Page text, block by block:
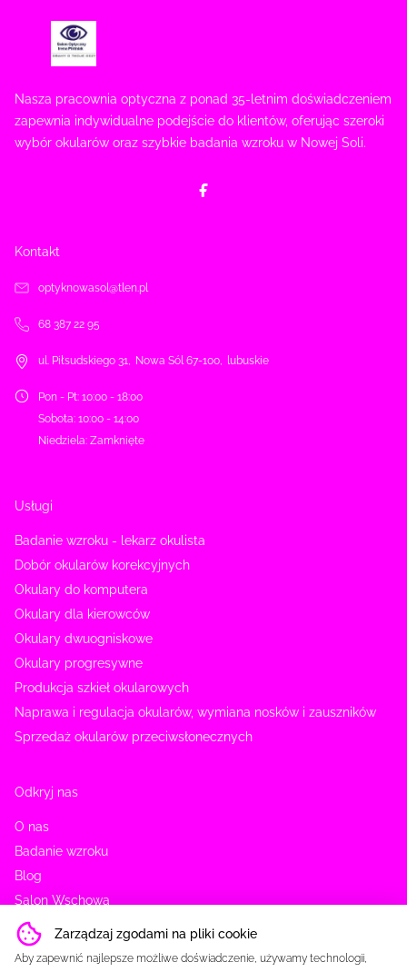
Zarządzaj zgodami na pliki cookie
Aby zapewnić najlepsze możliwe doświadczenie, używamy technologii,
Nasza pracownia optyczna z ponad 35-letnim doświadczeniem
zapewnia indywidualne podejście do klientów, oferując szeroki
wybór okularów oraz szybkie badania wzroku w Nowej Soli.
Kontakt
optyknowasol@tlen.pl
68 387 22 95
ul. Piłsudskiego 31, Nowa Sól 67-100, lubuskie
Pon - Pt: 10:00 - 18:00
Sobota: 10:00 - 14:00
Niedziela: Zamknięte
Usługi
Badanie wzroku - lekarz okulista
Dobór okularów korekcyjnych
Okulary do komputera
Okulary dla kierowców
Okulary dwuogniskowe
Okulary progresywne
Produkcja szkieł okularowych
Naprawa i regulacja okularów, wymiana nosków i zauszników
Sprzedaż okularów przeciwsłonecznych
Odkryj nas
O nas
Badanie wzroku
Blog
Salon Wschowa
Wejdź do środka
Zdrowie oczu